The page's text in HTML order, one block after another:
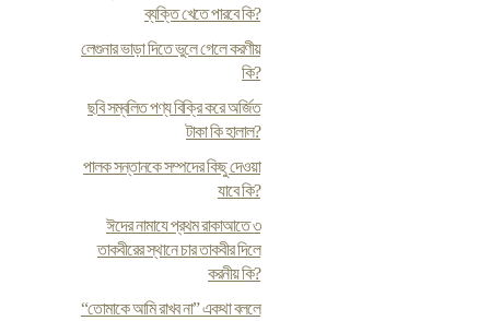
ব্যক্তি খেতে পারবে কি?
লেগুনার ভাড়া দিতে ভুলে গেলে করণীয়
কি?
ছবি সম্বলিত পণ্য বিক্রি করে অর্জিত
টাকা কি হালাল?
পালক সন্তানকে সম্পদের কিছু দেওয়া
যাবে কি?
ঈদের নামাযে প্রথম রাকাআতে ৩
তাকবীরের স্থানে চার তাকবীর দিলে
করনীয় কি?
“তোমাকে আমি রাখব না” একথা বললে